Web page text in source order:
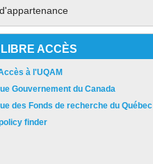
LIBRE ACCÈS
à l'UQAM
Gouvernement du Canada
des Fonds de recherche du Québec
finder